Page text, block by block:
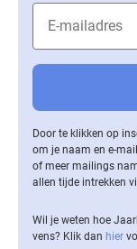
Door te klikken op
om je naam en e-
of meer mailings
allen tijde intrekken
Wil je weten hoe
vens? Klik dan hier